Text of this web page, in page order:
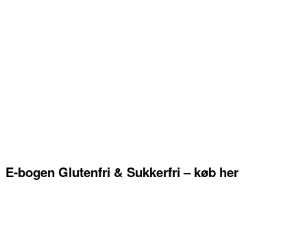
E-bogen Glutenfri & Sukkerfri – køb her